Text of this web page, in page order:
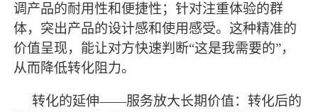
调产品的耐用性和便捷性；针对注重体验的群
体，突出产品的设计感和使用感受。这种精准的
价值呈现，能让对方快速判断“这是我需要的”，
从而降低转化阻力。
转化的延伸——服务放大长期价值：转化后的